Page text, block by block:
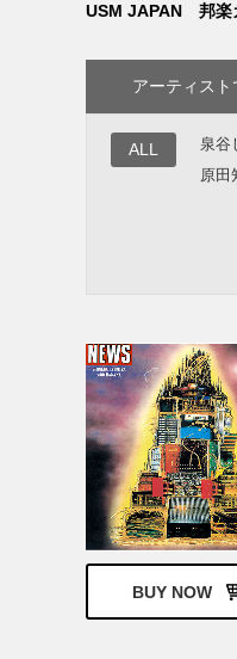
USM JAPAN 邦楽
アーティスト
ALL 泉谷
原田
BUY NOW